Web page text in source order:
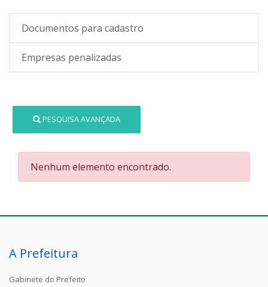
Documentos para cadastro
Empresas penalizadas
PESQUISA AVANÇADA
Nenhum elemento encontrado.
A Prefeitura
Gabinete do Prefeito